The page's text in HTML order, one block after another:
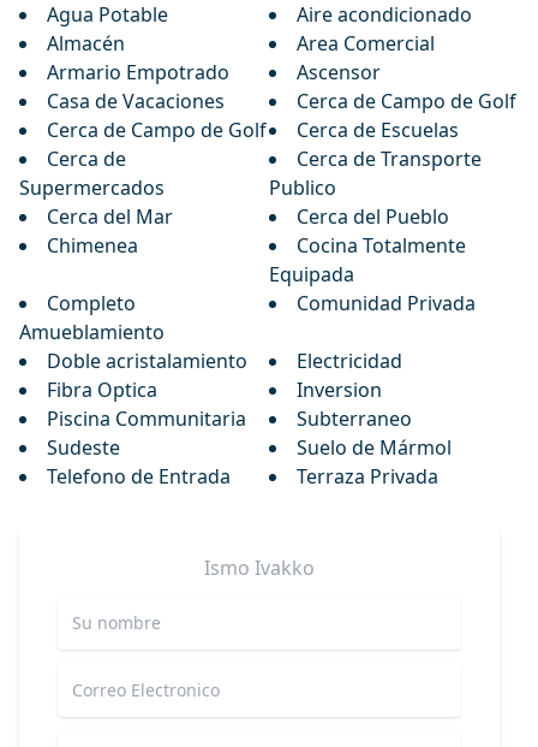
Agua Potable
Aire acondicionado
Almacén
Area Comercial
Armario Empotrado
Ascensor
Casa de Vacaciones
Cerca de Campo de Golf
Cerca de Campo de Golf
Cerca de Escuelas
Cerca de
Supermercados
Cerca de Transporte
Publico
Cerca del Mar
Cerca del Pueblo
Chimenea
Cocina Totalmente
Equipada
Completo
Amueblamiento
Comunidad Privada
Doble acristalamiento
Electricidad
Fibra Optica
Inversion
Piscina Communitaria
Subterraneo
Sudeste
Suelo de Mármol
Telefono de Entrada
Terraza Privada
Ismo Ivakko